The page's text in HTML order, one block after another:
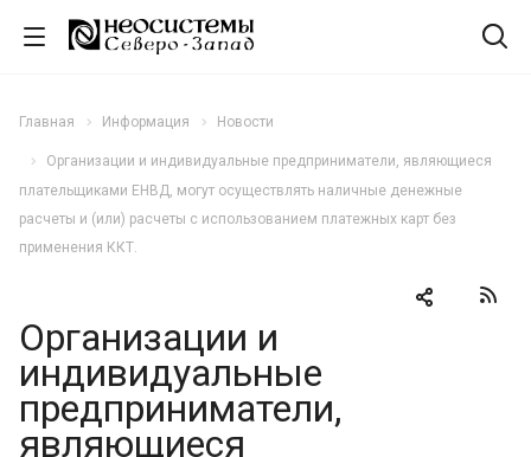
Главная Информация Новости
Организации и индивидуальные предприниматели, являющиеся
плательщиками ЕНВД, могут осуществлять наличные денежные
расчеты и (или) расчеты с использованием платежных карт без
применения ККТ.
Организации и
индивидуальные
предприниматели,
являющиеся